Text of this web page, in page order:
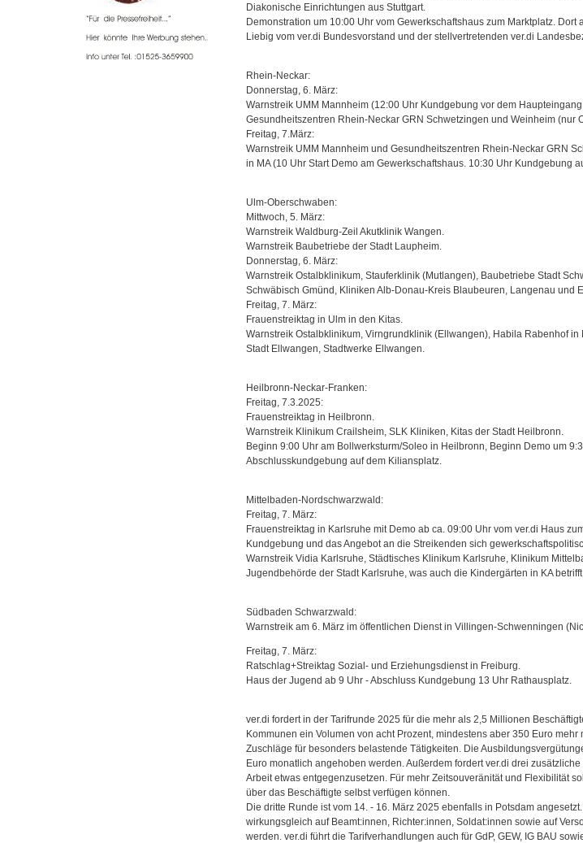
Diakonische Einrichtungen aus Stuttgart.
Demonstration um 10:00 Uhr vom Gewerkschaftshaus zum Marktplatz.
Liebig vom ver.di Bundesvorstand und der stellvertretenden ver.di
Rhein-Neckar:
Donnerstag, 6. März:
Warnstreik UMM Mannheim (12:00 Uhr Kundgebung vor dem
Gesundheitszentren Rhein-Neckar GRN Schwetzingen und Weinheim (nur
Freitag, 7.März:
Warnstreik UMM Mannheim und Gesundheitszentren Rhein-Neckar GRN
in MA (10 Uhr Start Demo am Gewerkschaftshaus. 10:30 Uhr Kundgebung
Ulm-Oberschwaben:
Mittwoch, 5. März:
Warnstreik Waldburg-Zeil Akutklinik Wangen.
Warnstreik Baubetriebe der Stadt Laupheim.
Donnerstag, 6. März:
Warnstreik Ostalbklinikum, Stauferklinik (Mutlangen), Baubetriebe Stadt
Schwäbisch Gmünd, Kliniken Alb-Donau-Kreis Blaubeuren, Langenau und
Freitag, 7. März:
Frauenstreiktag in Ulm in den Kitas.
Warnstreik Ostalbklinikum, Virngrundklinik (Ellwangen), Habila Rabenhof
Stadt Ellwangen, Stadtwerke Ellwangen.
Heilbronn-Neckar-Franken:
Freitag, 7.3.2025:
Frauenstreiktag in Heilbronn.
Warnstreik Klinikum Crailsheim, SLK Kliniken, Kitas der Stadt Heilbronn.
Beginn 9:00 Uhr am Bollwerksturm/Soleo in Heilbronn, Beginn Demo um
Abschlusskundgebung auf dem Kiliansplatz.
Mittelbaden-Nordschwarzwald:
Freitag, 7. März:
Frauenstreiktag in Karlsruhe mit Demo ab ca. 09:00 Uhr vom ver.di Haus
Kundgebung und das Angebot an die Streikenden sich
Warnstreik Vidia Karlsruhe, Städtisches Klinikum Karlsruhe, Klinikum
Jugendbehörde der Stadt Karlsruhe, was auch die Kindergärten in KA
Südbaden Schwarzwald:
Warnstreik am 6. März im öffentlichen Dienst in Villingen-Schwenningen
Freitag, 7. März:
Ratschlag+Streiktag Sozial- und Erziehungsdienst in Freiburg.
Haus der Jugend ab 9 Uhr - Abschluss Kundgebung 13 Uhr Rathausplatz.
ver.di fordert in der Tarifrunde 2025 für die mehr als 2,5 Millionen
Kommunen ein Volumen von acht Prozent, mindestens aber 350 Euro
Zuschläge für besonders belastende Tätigkeiten. Die
Euro monatlich angehoben werden. Außerdem fordert ver.di drei
Arbeit etwas entgegenzusetzen. Für mehr Zeitsouveränität und Flexibilität
über das Beschäftigte selbst verfügen können.
Die dritte Runde ist vom 14. - 16. März 2025 ebenfalls in Potsdam
wirkungsgleich auf Beamt:innen, Richter:innen, Soldat:innen sowie auf
werden. ver.di führt die Tarifverhandlungen auch für GdP, GEW, IG BAU